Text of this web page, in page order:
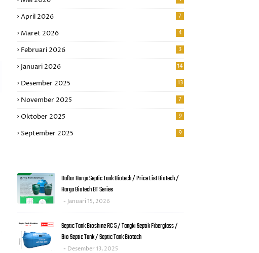
April 2026 7
Maret 2026 4
Februari 2026 3
Januari 2026 14
Desember 2025 13
November 2025 7
Oktober 2025 9
September 2025 9
Daftar Harga Septic Tank Biotech / Price List Biotech /
Harga Biotech BT Series
Januari 15, 2026
Septic Tank Bioshine RC 5 / Tangki Septik Fiberglass /
Bio Septic Tank / Septic Tank Biotech
Desember 13, 2025